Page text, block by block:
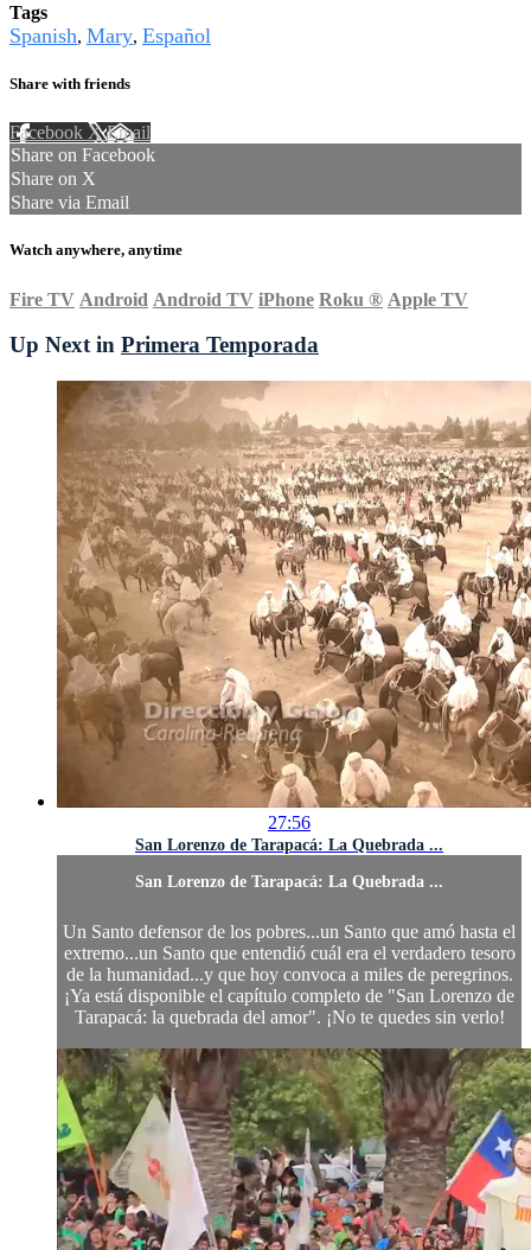
Tags
Spanish, Mary, Español
Share with friends
Facebook XEmail
Share on Facebook
Share on X
Share via Email
Watch anywhere, anytime
Fire TV Android Android TV iPhone Roku ® Apple TV
Up Next in Primera Temporada
27:56
San Lorenzo de Tarapacá: La Quebrada ...
San Lorenzo de Tarapacá: La Quebrada ...
Un Santo defensor de los pobres...un Santo que amó hasta el
extremo...un Santo que entendió cuál era el verdadero tesoro
de la humanidad...y que hoy convoca a miles de peregrinos.
¡Ya está disponible el capítulo completo de "San Lorenzo de
Tarapacá: la quebrada del amor". ¡No te quedes sin verlo!